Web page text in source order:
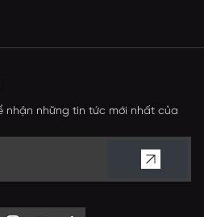
nhận những tin tức mới nhất của